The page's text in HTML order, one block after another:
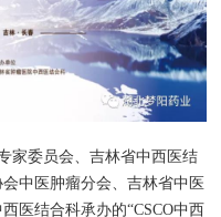
家委员会、吉林省中西医结
中医肿瘤分会、吉林省中医
医结合科承办的“CSCO中西